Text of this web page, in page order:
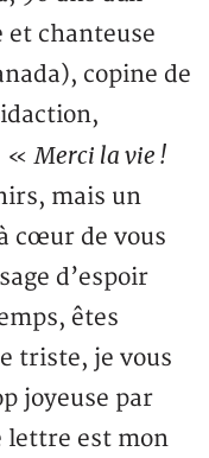
et chanteuse
copine de
«Merci la vie !
mais un
cœur de vous
d’espoir
êtes
triste, je vous
joyeuse par
lettre est mon